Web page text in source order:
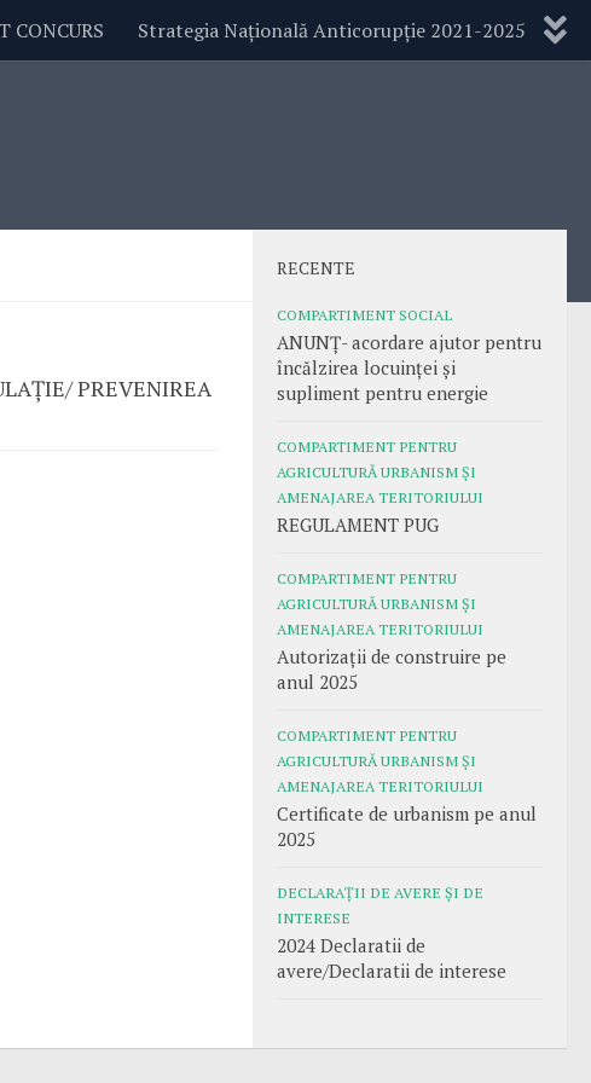
CONCURS Strategia Națională Anticorupție 2021-2025
PREVENIREA
RECENTE
COMPARTIMENT SOCIAL
ANUNȚ- acordare ajutor pentru
încălzirea locuinței și
supliment pentru energie
COMPARTIMENT PENTRU
AGRICULTURĂ URBANISM ȘI
AMENAJAREA TERITORIULUI
REGULAMENT PUG
COMPARTIMENT PENTRU
AGRICULTURĂ URBANISM ȘI
AMENAJAREA TERITORIULUI
Autorizații de construire pe
anul 2025
COMPARTIMENT PENTRU
AGRICULTURĂ URBANISM ȘI
AMENAJAREA TERITORIULUI
Certificate de urbanism pe anul
2025
DECLARAȚII DE AVERE ȘI DE
INTERESE
2024 Declaratii de
avere/Declaratii de interese